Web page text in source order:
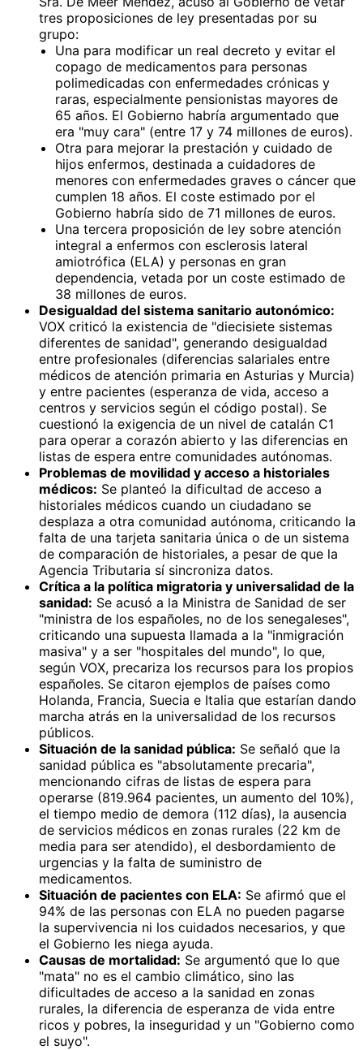
tres proposiciones de ley presentadas por su
grupo:
Una para modificar un real decreto y evitar el
copago de medicamentos para personas
polimedicadas con enfermedades crónicas y
raras, especialmente pensionistas mayores de
65 años. El Gobierno habría argumentado que
era "muy cara" (entre 17 y 74 millones de euros).
Otra para mejorar la prestación y cuidado de
hijos enfermos, destinada a cuidadores de
menores con enfermedades graves o cáncer que
cumplen 18 años. El coste estimado por el
Gobierno habría sido de 71 millones de euros.
Una tercera proposición de ley sobre atención
integral a enfermos con esclerosis lateral
amiotrófica (ELA) y personas en gran
dependencia, vetada por un coste estimado de
38 millones de euros.
Desigualdad del sistema sanitario autonómico:
VOX criticó la existencia de "diecisiete sistemas
diferentes de sanidad", generando desigualdad
entre profesionales (diferencias salariales entre
médicos de atención primaria en Asturias y Murcia)
y entre pacientes (esperanza de vida, acceso a
centros y servicios según el código postal). Se
cuestionó la exigencia de un nivel de catalán C1
para operar a corazón abierto y las diferencias en
listas de espera entre comunidades autónomas.
Problemas de movilidad y acceso a historiales
médicos: Se planteó la dificultad de acceso a
historiales médicos cuando un ciudadano se
desplaza a otra comunidad autónoma, criticando la
falta de una tarjeta sanitaria única o de un sistema
de comparación de historiales, a pesar de que la
Agencia Tributaria sí sincroniza datos.
Crítica a la política migratoria y universalidad de la
sanidad: Se acusó a la Ministra de Sanidad de ser
"ministra de los españoles, no de los senegaleses",
criticando una supuesta llamada a la "inmigración
masiva" y a ser "hospitales del mundo", lo que,
según VOX, precariza los recursos para los propios
españoles. Se citaron ejemplos de países como
Holanda, Francia, Suecia e Italia que estarían dando
marcha atrás en la universalidad de los recursos
públicos.
Situación de la sanidad pública: Se señaló que la
sanidad pública es "absolutamente precaria",
mencionando cifras de listas de espera para
operarse (819.964 pacientes, un aumento del 10%),
el tiempo medio de demora (112 días), la ausencia
de servicios médicos en zonas rurales (22 km de
media para ser atendido), el desbordamiento de
urgencias y la falta de suministro de
medicamentos.
Situación de pacientes con ELA: Se afirmó que el
94% de las personas con ELA no pueden pagarse
la supervivencia ni los cuidados necesarios, y que
el Gobierno les niega ayuda.
Causas de mortalidad: Se argumentó que lo que
"mata" no es el cambio climático, sino las
dificultades de acceso a la sanidad en zonas
rurales, la diferencia de esperanza de vida entre
ricos y pobres, la inseguridad y un "Gobierno como
el suyo".